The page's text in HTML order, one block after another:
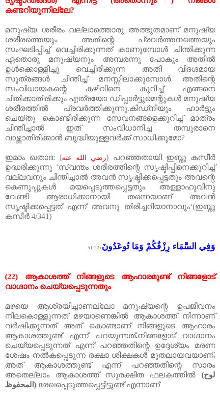
കണ്ടറിയുന്നില്ലേ?
മനുഷ്യ ശരീരം വല്ലാത്തൊരു അത്ഭുതമാണ് മനുഷ്യ
ശരീരത്തെയും
അതിന്റെ
പ്രവർത്തനത്തെയും
സംഘടിപ്പിച്ച്
വെച്ചിരിക്കുന്നത് കാണുമ്പോൾ
ചിന്തിക്കുന്ന
ഏതൊരു
മനുഷ്യനും അമ്പരന്നു
പോകും അതിൽ
ഉൾക്കൊള്ളിച്ചു
വെച്ചിരിക്കുന്ന അതി
വിദഗ്ദമായ
സൂത്രങ്ങൾ
ചിന്തിച്ച് മനസ്സിലാക്കുമ്പോൾ
അതിന്റെ
സംവിധായകന്റെ
കഴിവിനെ കുറിച്ച്
എങ്ങനെ
ചിതിക്കാതിരിക്കും എത്രയോ ഡിപ്പാർട്ടുമെന്റുകൾ മനുഷ്യ
ശരീരത്തിൽ
പ്രവർത്തിക്കുന്നു.കിഡ്നിയും
ഹാർട്ടും
ചെയ്തു
കൊണ്ടിരിക്കുന്ന സേവനങ്ങളെക്കുറിച്ച്
മാത്രം
ചിന്തിച്ചാൽ
ഇത് സംവിധാനിച്ച
തമ്പുരാനെ
വാഴ്ത്താതിരിക്കാൻ ബുദ്ധിയുള്ളവർക്ക് സാധിക്കുമോ?
ഇമാം ഖതാദ: (رضي الله عنه) പറഞ്ഞതായി ഇബ്നു
കസീർ
ഉദ്ധരിക്കുന്നു ‘സ്വന്തം ശരീരത്തിന്റെ സൃഷ്ടിപ്പിനെക്കുറിച്ച്
വല്ലവനും ചിന്തിച്ചാൽ അവൻ സൃഷ്ടിക്കപ്പെട്ടതും അവന്റെ
കെണുപ്പുകൾ
മയപ്പെടുത്തപ്പെട്ടതും
അള്ളാഹുവിനു
വേണ്ടി
ആരാധിക്കാനായി തന്നെയാണ്
അവൻ
സൃഷ്ടിക്കപ്പെട്ടത്
എന്ന് അവനു തിരിച്ചറിയാനാവും‘(ഇബ്നു
കസീർ4/341)
وَفِي السَّمَاء رِزْقُكُمْ وَمَا تُوعَدُونَ (51:22
(22) ആകാശത്ത് നിങ്ങളുടെ ആഹാരമുണ്ട്
നിങ്ങളോട്
വാഗ്ദാനം ചെയ്യപ്പെടുന്നതും
മഴയെ ആശ്രയിച്ചാണല്ലോ മനുഷ്യന്റെ
ഉപജീവനം
നിലകൊള്ളുന്നത്
മഴയാണെങ്കിൽ ആകാശത്ത്
നിന്നാണ്
വർഷിക്കുന്നത്
അത് കൊണ്ടാണ് നിങ്ങളുടെ
ആഹാരം
ആകാശത്തുണ്ട്
എന്ന് പറയുന്നത്.നിങ്ങളോട്
വാഗ്ദാനം
ചെയ്യപ്പെടുന്നത്
എന്ന് പറഞ്ഞതിന്റെ ഉദ്ദേശ്യം
മരണ
ശേഷം നൽകപ്പെടുന്ന രക്ഷാ ശിക്ഷകൾ മുതലായവയാണ്.
അത്
ആകാശത്തുണ്ട് എന്ന് പറഞ്ഞതിന്റെ
സാരം
അതെല്ലാം
ആകാശത്ത് സുരക്ഷിത ഫലകത്തിൽ (لوح
المحفوظ ) രേഖപ്പെടുത്തപ്പെട്ടിട്ടുണ്ട് എന്നാണ്